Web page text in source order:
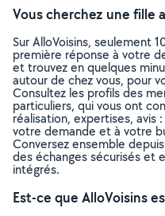
Vous cherchez une fille
Sur AlloVoisins, seulement
première réponse à votre
et trouvez en quelques
autour de chez vous, pour
Consultez les profils des
particuliers, qui vous ont
réalisation, expertises, avis
votre demande et à votre
Conversez ensemble
des échanges sécurisés et
intégrés.
Est-ce que AlloVoisins